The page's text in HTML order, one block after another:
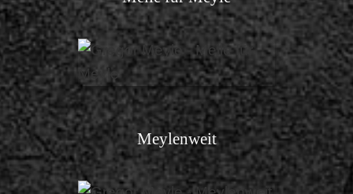
Meylenweit